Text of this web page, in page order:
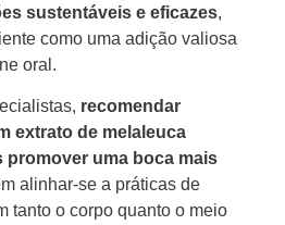
sustentáveis e eficazes,
como uma adição valiosa
oral.
recomendar
extrato de melaleuca
promover uma boca mais
alinhar-se a práticas de
tanto o corpo quanto o meio